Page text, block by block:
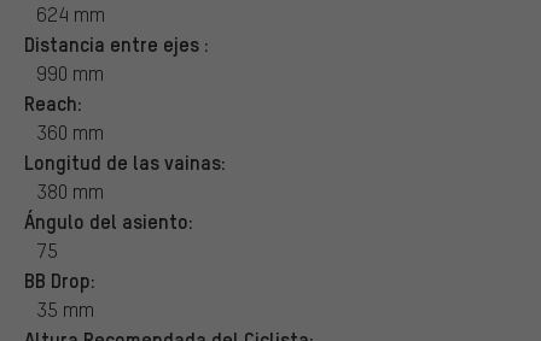
624 mm
Distancia entre ejes :
990 mm
Reach:
360 mm
Longitud de las vainas:
380 mm
Ángulo del asiento:
75
BB Drop:
35 mm